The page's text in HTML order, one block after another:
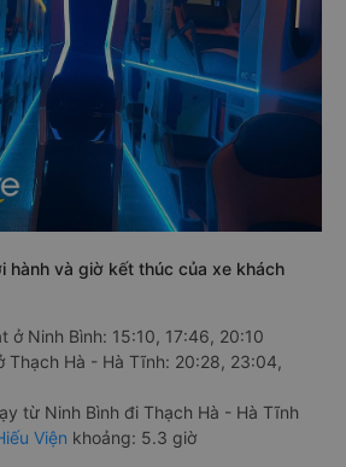
hành và giờ kết thúc của xe khách
ở Ninh Bình: 15:10, 17:46, 20:10
Thạch Hà - Hà Tĩnh: 20:28, 23:04,
từ Ninh Bình đi Thạch Hà - Hà Tĩnh
Viện khoảng: 5.3 giờ